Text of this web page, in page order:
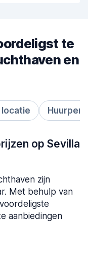
te
en
locatie
op Sevilla
zijn
Met behulp van
aanbiedingen